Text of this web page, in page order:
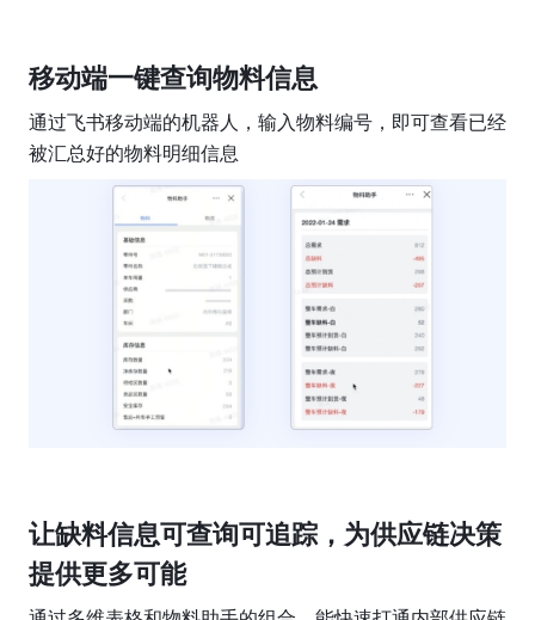
移动端一键查询物料信息
通过飞书移动端的机器人，输入物料编号，即可查看已经
被汇总好的物料明细信息
让缺料信息可查询可追踪，为供应链决策
提供更多可能